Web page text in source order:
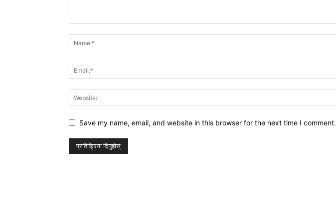
Save my name, email, and website in this browser for the next time I comment.